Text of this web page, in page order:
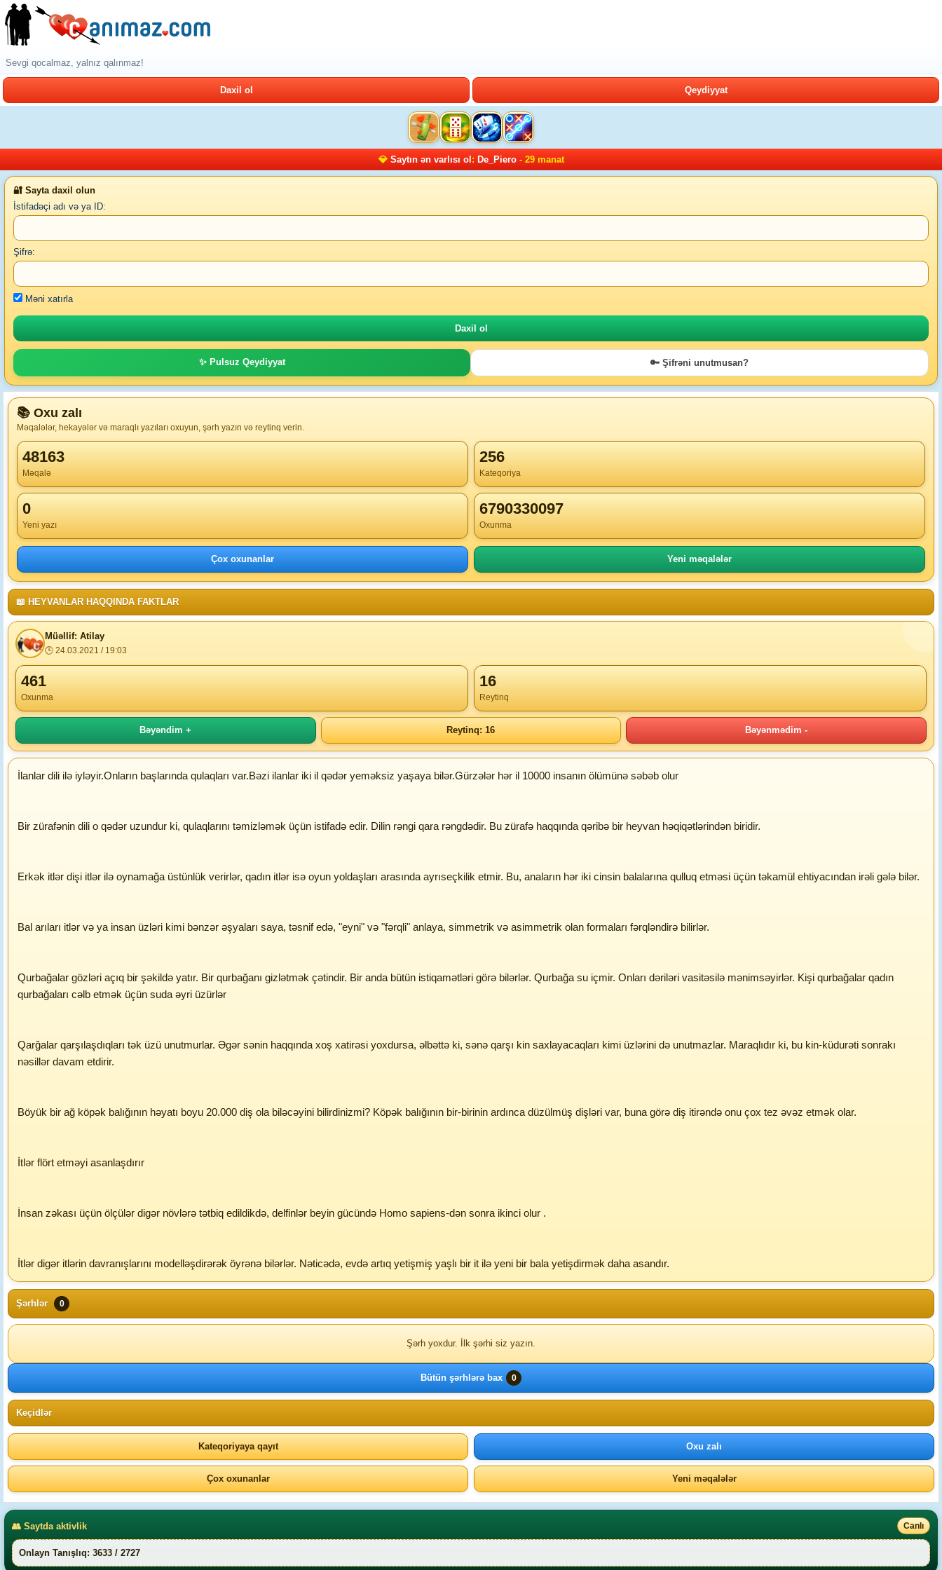
Sevgi qocalmaz, yalnız qalınmaz!
Daxil ol Qeydiyyat
💎 Saytın ən varlısı ol : De_Piero- 29 manat
🔐 Sayta daxil olun
İstifadəçi adı və ya ID:
Şifrə:
Məni xatırla
✨ Pulsuz Qeydiyyat 🔑 Şifrəni unutmusan?
📚 Oxu zalı
Məqalələr, hekayələr və maraqlı yazıları oxuyun, şərh yazın və reytinq verin.
48163
Məqalə
256
Kateqoriya
0
Yeni yazı
6790330097
Oxunma
Çox oxunanlar Yeni məqalələr
📖 HEYVANLAR HAQQINDA FAKTLAR
Müəllif: Atilay
🕒 24.03.2021 / 19:03
461
Oxunma
16
Reytinq
Bəyəndim + Reytinq: 16 Bəyənmədim -
İlanlar dili ilə iyləyir.Onların başlarında qulaqları var.Bəzi ilanlar iki il qədər yeməksiz yaşaya bilər.Gürzələr hər il 10000 insanın ölümünə səbəb olur
Bir zürafənin dili o qədər uzundur ki, qulaqlarını təmizləmək üçün istifadə edir. Dilin rəngi qara rəngdədir. Bu zürafə haqqında qəribə bir heyvan həqiqətlərindən biridir.
Erkək itlər dişi itlər ilə oynamağa üstünlük verirlər, qadın itlər isə oyun yoldaşları arasında ayrıseçkilik etmir. Bu, anaların hər iki cinsin balalarına qulluq etməsi üçün təkamül ehtiyacından irəli gələ bilər.
Bal arıları itlər və ya insan üzləri kimi bənzər əşyaları saya, təsnif edə, "eyni" və "fərqli" anlaya, simmetrik və asimmetrik olan formaları fərqləndirə bilirlər.
Qurbağalar gözləri açıq bir şəkildə yatır. Bir qurbağanı gizlətmək çətindir. Bir anda bütün istiqamətləri görə bilərlər. Qurbağa su içmir. Onları dəriləri vasitəsilə mənimsəyirlər. Kişi qurbağalar qadın
qurbağaları cəlb etmək üçün suda əyri üzürlər
Qarğalar qarşılaşdıqları tək üzü unutmurlar. Əgər sənin haqqında xoş xatirəsi yoxdursa, əlbəttə ki, sənə qarşı kin saxlayacaqları kimi üzlərini də unutmazlar. Maraqlıdır ki, bu kin-küdurəti sonrakı
nəsillər davam etdirir.
Böyük bir ağ köpək balığının həyatı boyu 20.000 diş ola biləcəyini bilirdinizmi? Köpək balığının bir-birinin ardınca düzülmüş dişləri var, buna görə diş itirəndə onu çox tez əvəz etmək olar.
İtlər flört etməyi asanlaşdırır
İnsan zəkası üçün ölçülər digər növlərə tətbiq edildikdə, delfinlər beyin gücündə Homo sapiens-dən sonra ikinci olur .
İtlər digər itlərin davranışlarını modelləşdirərək öyrənə bilərlər. Nəticədə, evdə artıq yetişmiş yaşlı bir it ilə yeni bir bala yetişdirmək daha asandır.
Şərhlər 0
Şərh yoxdur. İlk şərhi siz yazın.
Bütün şərhlərə bax 0
Keçidlər
Kateqoriyaya qayıt Oxu zalı
Çox oxunanlar Yeni məqalələr
👥 Saytda aktivlik Canlı
Onlayn Tanışlıq: 3633 / 2727